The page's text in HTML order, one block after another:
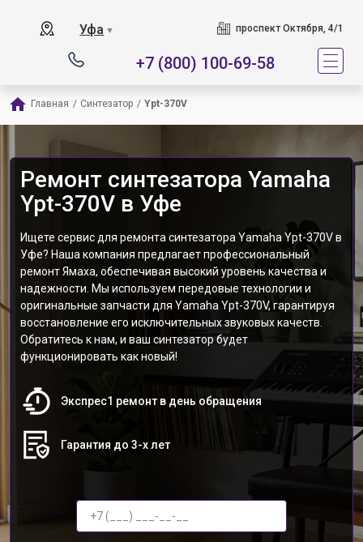
Уфа ▼ проспект Октября, 4/1
+7 (800) 100-69-58
Главная / Синтезатор / Ypt-370V
Ремонт синтезатора Yamaha
Ypt-370V в Уфе
Ищете сервис для ремонта синтезатора Yamaha Ypt-370V в
Уфе? Наша компания предлагает профессиональный
ремонт Ямаха, обеспечивая высокий уровень качества и
надежности. Мы используем передовые технологии и
оригинальные запчасти для Yamaha Ypt-370V, гарантируя
восстановление его исключительных звуковых качеств.
Обратитесь к нам, и ваш синтезатор будет
функционировать как новый!
Экспрес1 ремонт в день обращения
Гарантия до 3-х лет